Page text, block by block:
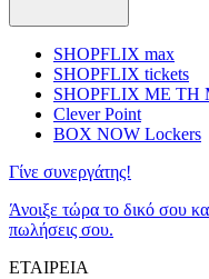
SHOPFLIX max
SHOPFLIX tickets
SHOPFLIX ΜΕ ΤΗ
Clever Point
BOX NOW Lockers
Γίνε συνεργάτης!
Άνοιξε τώρα το δικό σου
πωλήσεις σου.
ΕΤΑΙΡΕΙΑ